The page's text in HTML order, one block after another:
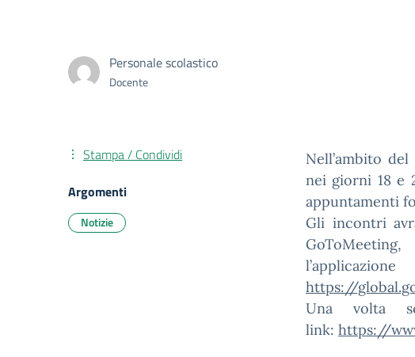
Personale scolastico
Docente
Nell’ambito
nei giorni 18 e
appuntamenti
Gli incontri
https://
Una volta
link: https://
Stampa / Condividi
Argomenti
Notizie